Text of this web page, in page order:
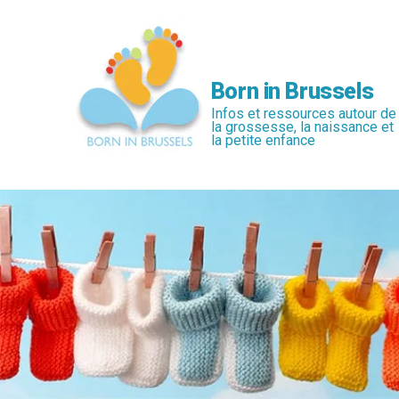
Born in Brussels
Infos et ressources autour de
la grossesse, la naissance et
la petite enfance